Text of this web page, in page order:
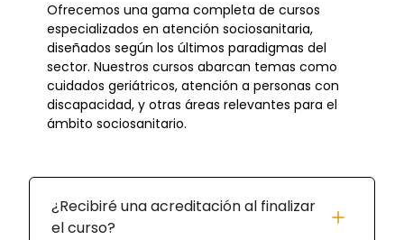
Ofrecemos una gama completa de cursos
especializados en atención sociosanitaria,
diseñados según los últimos paradigmas del
sector. Nuestros cursos abarcan temas como
cuidados geriátricos, atención a personas con
discapacidad, y otras áreas relevantes para el
ámbito sociosanitario.
¿Recibiré una acreditación al finalizar
el curso?